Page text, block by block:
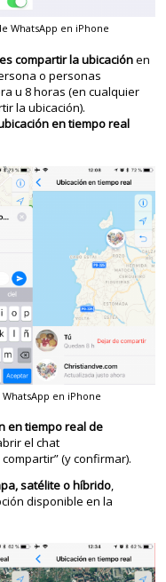
WhatsApp en iPhone
compartir la ubicaciónen
o personas
u 8 horas (en cualquier
la ubicación).
en tiempo real
en iPhone
en tiempo real de
el chat
(y confirmar).
satélite o híbrido,
disponible en la